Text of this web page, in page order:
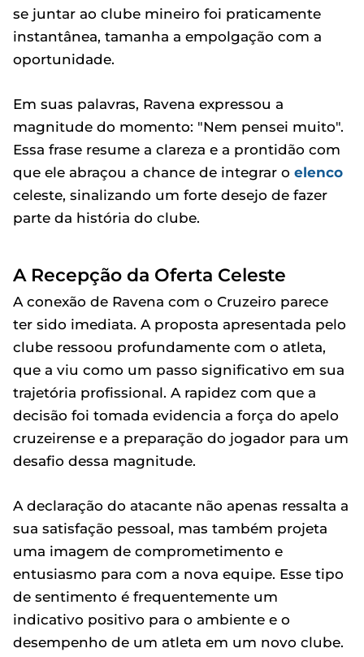
se juntar ao clube mineiro foi praticamente
instantânea, tamanha a empolgação com a
oportunidade.
Em suas palavras, Ravena expressou a
magnitude do momento: "Nem pensei muito".
Essa frase resume a clareza e a prontidão com
que ele abraçou a chance de integrar o elenco
celeste, sinalizando um forte desejo de fazer
parte da história do clube.
A Recepção da Oferta Celeste
A conexão de Ravena com o Cruzeiro parece
ter sido imediata. A proposta apresentada pelo
clube ressoou profundamente com o atleta,
que a viu como um passo significativo em sua
trajetória profissional. A rapidez com que a
decisão foi tomada evidencia a força do apelo
cruzeirense e a preparação do jogador para um
desafio dessa magnitude.
A declaração do atacante não apenas ressalta a
sua satisfação pessoal, mas também projeta
uma imagem de comprometimento e
entusiasmo para com a nova equipe. Esse tipo
de sentimento é frequentemente um
indicativo positivo para o ambiente e o
desempenho de um atleta em um novo clube.